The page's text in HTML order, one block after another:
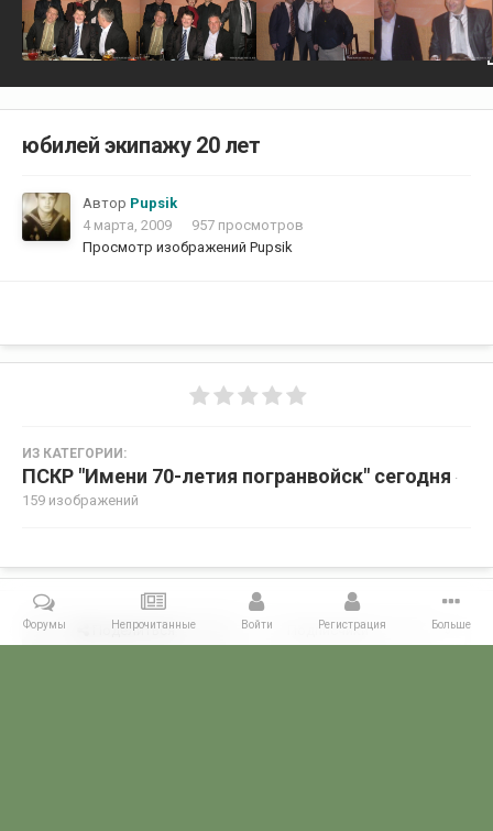
юбилей экипажу 20 лет
Автор Pupsik
4 марта, 2009
957 просмотров
Просмотр изображений Pupsik
ИЗ КАТЕГОРИИ:
ПСКР "Имени 70-летия погранвойск" сегодня ·
159 изображений
Поделиться Подписчики 0
Форумы Непрочитанные Войти Регистрация Больше